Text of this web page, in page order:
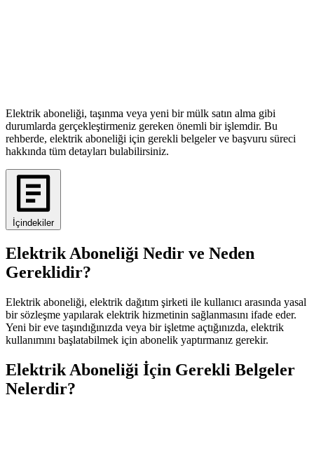
Elektrik aboneliği, taşınma veya yeni bir mülk satın alma gibi
durumlarda gerçekleştirmeniz gereken önemli bir işlemdir. Bu
rehberde, elektrik aboneliği için gerekli belgeler ve başvuru süreci
hakkında tüm detayları bulabilirsiniz.
İçindekiler
Elektrik Aboneliği Nedir ve Neden
Gereklidir?
Elektrik aboneliği, elektrik dağıtım şirketi ile kullanıcı arasında yasal
bir sözleşme yapılarak elektrik hizmetinin sağlanmasını ifade eder.
Yeni bir eve taşındığınızda veya bir işletme açtığınızda, elektrik
kullanımını başlatabilmek için abonelik yaptırmanız gerekir.
Elektrik Aboneliği İçin Gerekli Belgeler
Nelerdir?